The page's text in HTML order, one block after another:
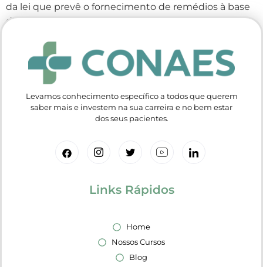
da lei que prevê o fornecimento de remédios à base
de Cannabis Medicinal.
Levamos conhecimento específico a todos que querem
saber mais e investem na sua carreira e no bem estar
dos seus pacientes.
Links Rápidos
Home
Nossos Cursos
Blog